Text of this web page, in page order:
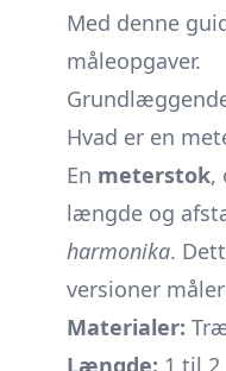
Med denne
måleopgaver.
Hvad er en
En meterstok,
længde og
harmonika.
versioner
Materialer:
Længde: 1 til